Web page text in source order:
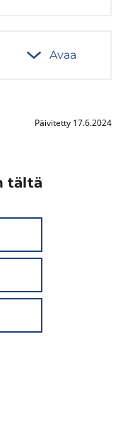
Avaa
Päivitetty 17.6.2024
tältä